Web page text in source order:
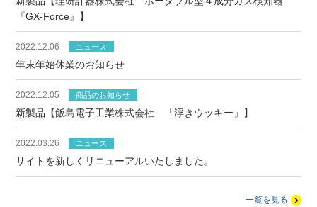
『GX-Force』】
2022.12.06 ニュース
年末年始休業のお知らせ
2022.12.05 商品のお知らせ
新製品【飯島電子工業株式会社 「浮きウッキー」】
2022.03.26 ニュース
サイトを新しくリニューアルいたしました。
一覧を見る